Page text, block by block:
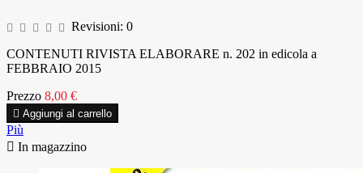
Revisioni: 0
CONTENUTI RIVISTA ELABORARE n. 202 in edicola a
FEBBRAIO 2015
Prezzo 8,00 €
 Aggiungi al carrello
Più
 In magazzino